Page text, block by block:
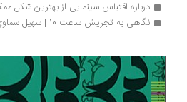
درباره اقتباس سینمایی از بهترین شکل ممکن |
نگاهی به تجریش ساعت 10 | سهیل سماوی